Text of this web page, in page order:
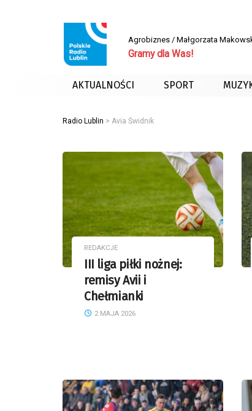
Agrobiznes / Małgorzata
Gramy dla Was!
AKTUALNOŚCI SPORT
Radio Lublin > Avia Świdnik
REDAKCJE
III liga piłki nożnej:
remisy Avii i
Chełmianki
2 MAJA 2026